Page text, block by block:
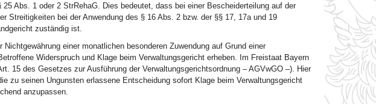
Abs. 1 oder 2 StrRehaG. Dies bedeutet, dass bei einer Bescheiderteilung auf der
Streitigkeiten bei der Anwendung des § 16 Abs. 2 bzw. der §§ 17, 17a und 19
zuständig ist.
einer monatlichen besonderen Zuwendung auf Grund einer
Widerspruch und Klage beim Verwaltungsgericht erheben. Im Freistaat Bayern
15 des Gesetzes zur Ausführung der Verwaltungsgerichtsordnung – AGVwGO –). Hier
zu seinen Ungunsten erlassene Entscheidung sofort Klage beim Verwaltungsgericht
anzupassen.